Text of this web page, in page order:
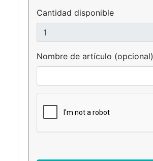
Cantidad disponible
Nombre de artículo (opcional)